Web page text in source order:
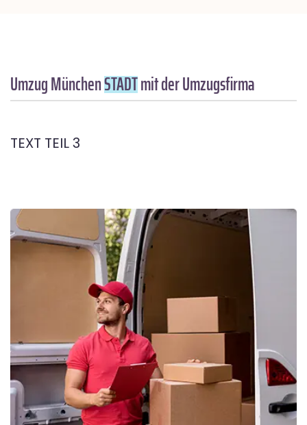
Umzug MünchenSTADTmit der Umzugsfirma
TEXT TEIL 3